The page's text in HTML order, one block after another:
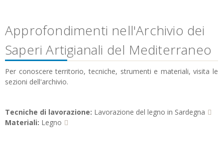
Approfondimenti nell'Archivio dei
Saperi Artigianali del Mediterraneo
Per conoscere territorio, tecniche, strumenti e materiali, visita le
sezioni dell'archivio.
Tecniche di lavorazione: Lavorazione del legno in Sardegna
Materiali: Legno